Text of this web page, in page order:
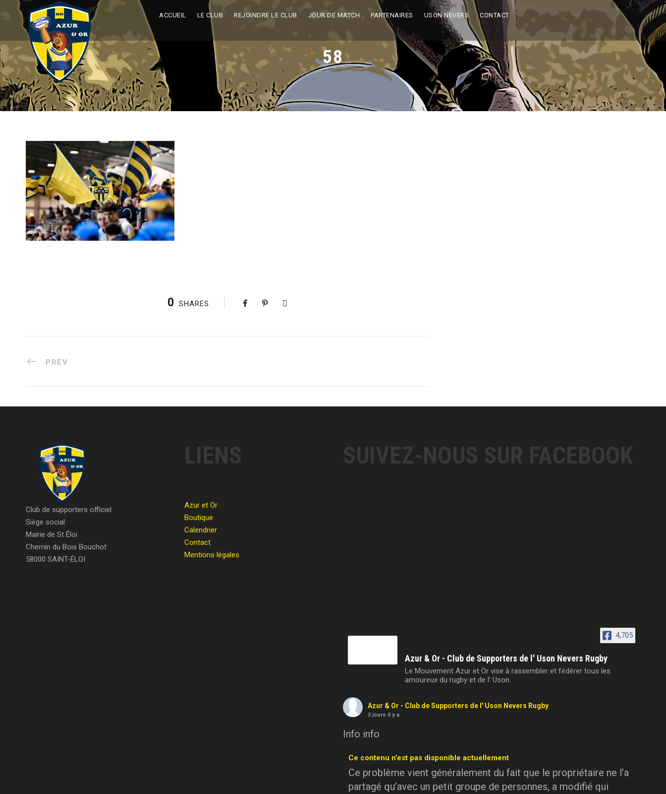
ACCUEIL LE CLUB REJOINDRE LE CLUB JOUR DE MATCH PARTENAIRES USON NEVERS CONTACT
58
0 SHARES
PREV
Club de supporters officiel
Siège social
Mairie de St Éloi
Chemin du Bois Bouchot
58000 SAINT-ÉLOI
LIENS
Azur et Or
Boutique
Calendrier
Contact
Mentions légales
SUIVEZ-NOUS SUR FACEBOOK
4,705
Azur & Or - Club de Supporters de l' Uson Nevers Rugby
Le Mouvement Azur et Or vise à rassembler et fédérer tous les
amoureux du rugby et de l' Uson.
Azur & Or - Club de Supporters de l' Uson Nevers Rugby
2 jours il y a
Info info
Ce contenu n’est pas disponible actuellement
Ce problème vient généralement du fait que le propriétaire ne l’a
partagé qu’avec un petit groupe de personnes, a modifié qui